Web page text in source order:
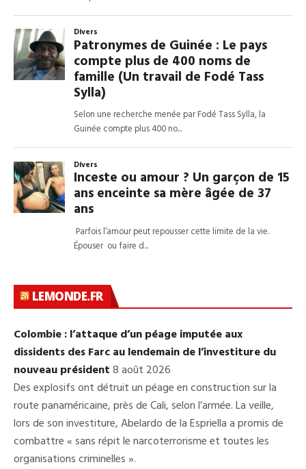
LEMONDE.FR
Colombie : l’attaque d’un péage imputée aux
dissidents des Farc au lendemain de l’investiture du
nouveau président8 août 2026
Des explosifs ont détruit un péage en construction sur la
route panaméricaine, près de Cali, selon l’armée. La veille,
lors de son investiture, Abelardo de la Espriella a promis de
combattre « sans répit le narcoterrorisme et toutes les
organisations criminelles ».